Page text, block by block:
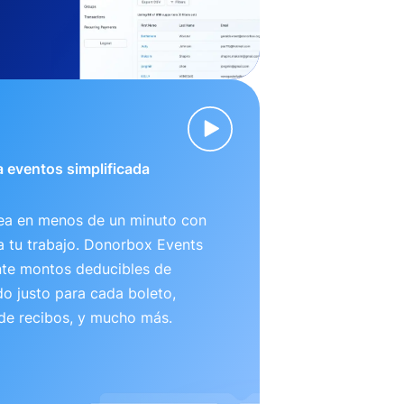
eventos simplificada
en menos de un minuto con
tu trabajo. Donorbox Events
montos deducibles de
justo para cada boleto,
recibos, y mucho más.